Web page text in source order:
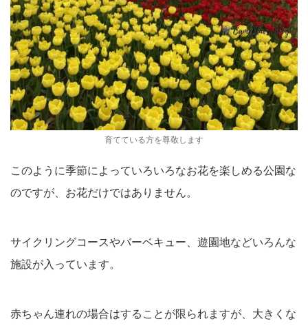
育てている方を尊敬します
このように季節によっていろいろなお花を楽しめる公園な
のですが、お花だけではありません。
サイクリングコースやバーベキュー、遊園地などいろんな
施設が入っています。
赤ちゃん連れの場合はすることが限られますが、大きくな